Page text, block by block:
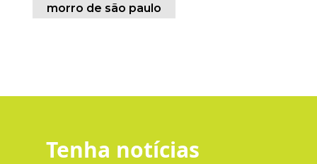
morro de são paulo
Tenha notícias